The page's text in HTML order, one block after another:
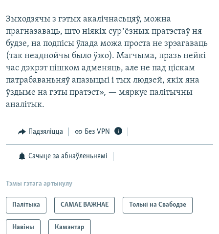
Зыходзячы з гэтых акалічнасьцяў, можна
прагназаваць, што ніякіх сурʼёзных пратэстаў ня
будзе, на подпісы ўлада можа проста не зрэагаваць
(так неаднойчы было ўжо). Магчыма, празь нейкі
час дэкрэт цішком адменяць, але не пад ціскам
патрабаваньняў апазыцыі і тых людзей, якіх яна
ўздыме на гэты пратэст», — мяркуе палітычны
аналітык.
Падзяліцца Без VPN
Сачыце за абнаўленьнямі
Тэмы гэтага артыкулу
Палітыка САМАЕ ВАЖНАЕ Толькі на Свабодзе
Навіны Камэнтар